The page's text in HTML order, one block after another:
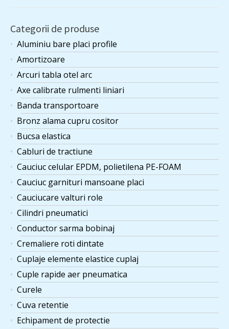
Categorii de produse
Aluminiu bare placi profile
Amortizoare
Arcuri tabla otel arc
Axe calibrate rulmenti liniari
Banda transportoare
Bronz alama cupru cositor
Bucsa elastica
Cabluri de tractiune
Cauciuc celular EPDM, polietilena PE-FOAM
Cauciuc garnituri mansoane placi
Cauciucare valturi role
Cilindri pneumatici
Conductor sarma bobinaj
Cremaliere roti dintate
Cuplaje elemente elastice cuplaj
Cuple rapide aer pneumatica
Curele
Cuva retentie
Echipament de protectie